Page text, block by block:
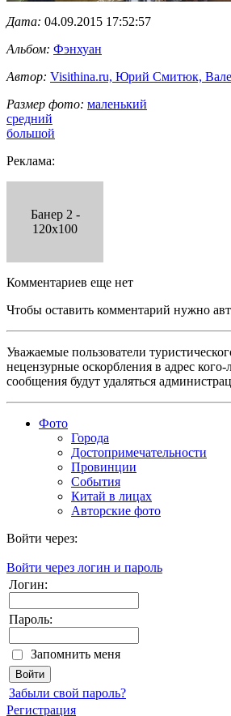
Дата: 04.09.2015 17:52:57
Альбом: Фэнхуан
Автор: Visithina.ru, Юрий Смитюк,
Размер фото: маленький
средний
большой
Реклама:
Банер 2 -
120x100
Комментариев еще нет
Чтобы оставить комментарий нужно
Уважаемые пользователи
нецензурные оскорбления в адрес
сообщения будут удаляться
Фото
Города
Достопримечательности
Провинции
События
Китай в лицах
Авторские фото
Войти через:
Войти через логин и пароль
Логин:
Пароль:
Запомнить меня
Забыли свой пароль?
Регистрация